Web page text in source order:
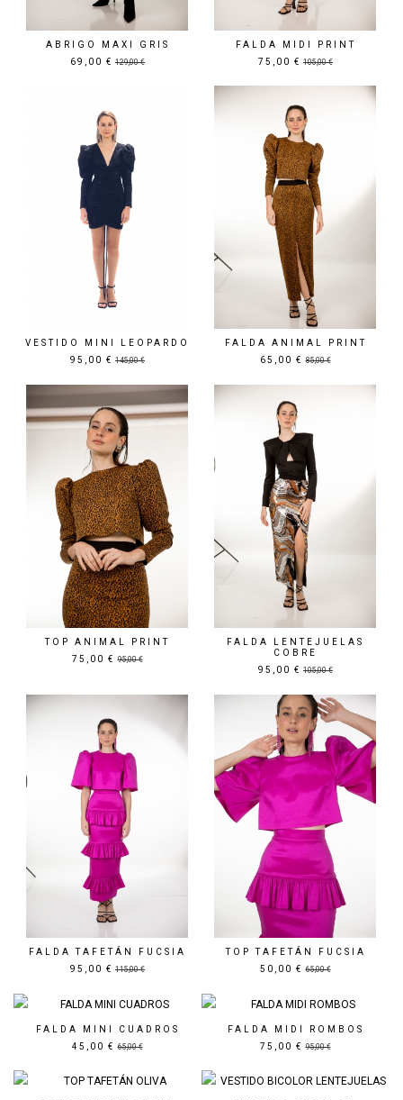
ABRIGO MAXI GRIS
69,00 € 129,00 €
FALDA MIDI PRINT
75,00 € 105,00 €
VESTIDO MINI LEOPARDO
95,00 € 145,00 €
FALDA ANIMAL PRINT
65,00 € 85,00 €
TOP ANIMAL PRINT
75,00 € 95,00 €
FALDA LENTEJUELAS
COBRE
95,00 € 105,00 €
FALDA TAFETÁN FUCSIA
95,00 € 115,00 €
TOP TAFETÁN FUCSIA
50,00 € 65,00 €
Precio rebajado
FALDA MINI CUADROS
45,00 € 65,00 €
Precio rebajado
FALDA MIDI ROMBOS
75,00 € 95,00 €
Precio rebajado Precio rebajado